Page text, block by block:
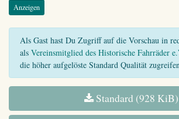
Anzeigen
Als Gast hast Du Zugriff auf die Vorschau in
als Vereinsmitglied des Historische Fahrräder
die höher aufgelöste Standard Qualität
Standard (928 KiB)